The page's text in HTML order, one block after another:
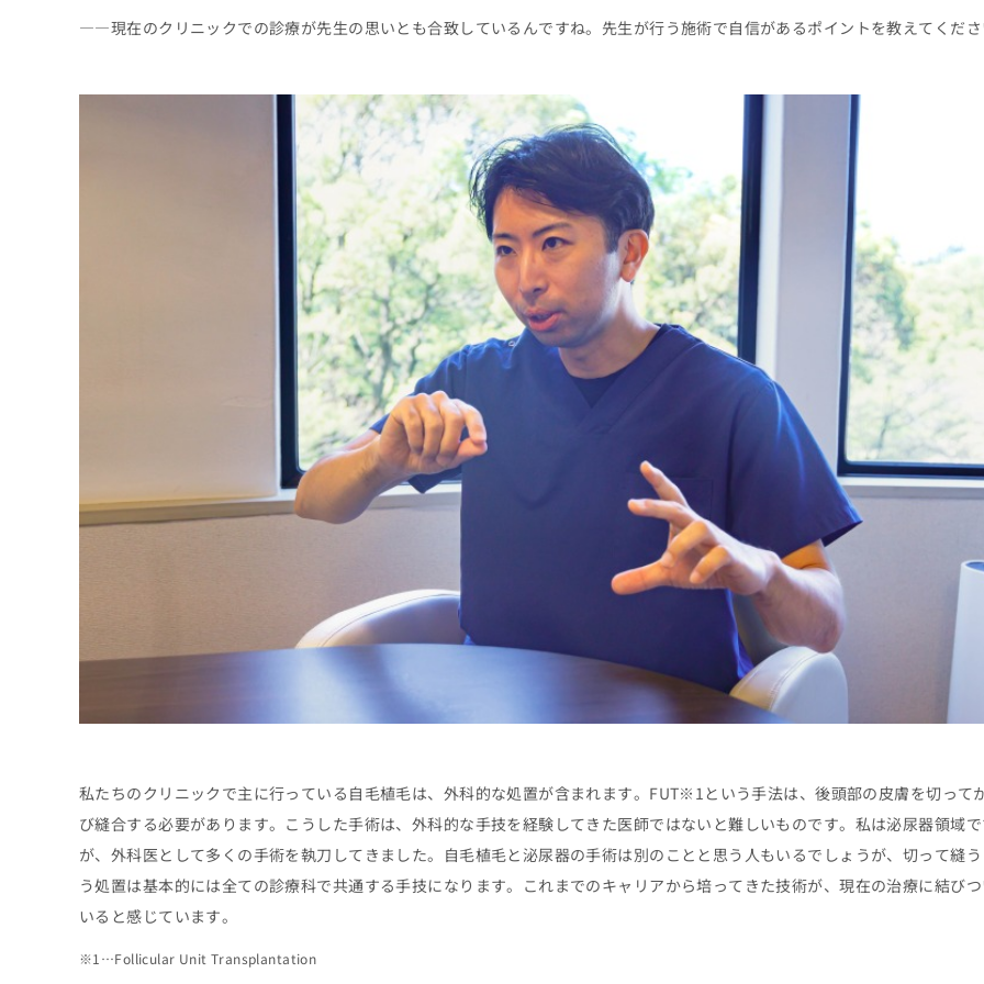
――現在のクリニックでの診療が先生の思いとも合致しているんですね。先生が行う施術で自信があるポイントを教えてくだ
私たちのクリニックで主に行っている自毛植毛は、外科的な処置が含まれます。FUT※1という手法は、後頭部の皮膚を切って
び縫合する必要があります。こうした手術は、外科的な手技を経験してきた医師ではないと難しいものです。私は泌尿器領域
が、外科医として多くの手術を執刀してきました。自毛植毛と泌尿器の手術は別のことと思う人もいるでしょうが、切って縫
う処置は基本的には全ての診療科で共通する手技になります。これまでのキャリアから培ってきた技術が、現在の治療に結び
いると感じています。
※1…Follicular Unit Transplantation